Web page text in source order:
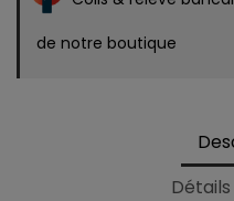
de notre boutique